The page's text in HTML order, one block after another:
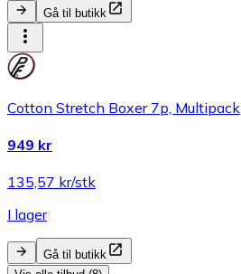
Gå til butikk
Cotton Stretch Boxer 7p, Multipack
949 kr
135,57 kr/stk
I lager
Gå til butikk